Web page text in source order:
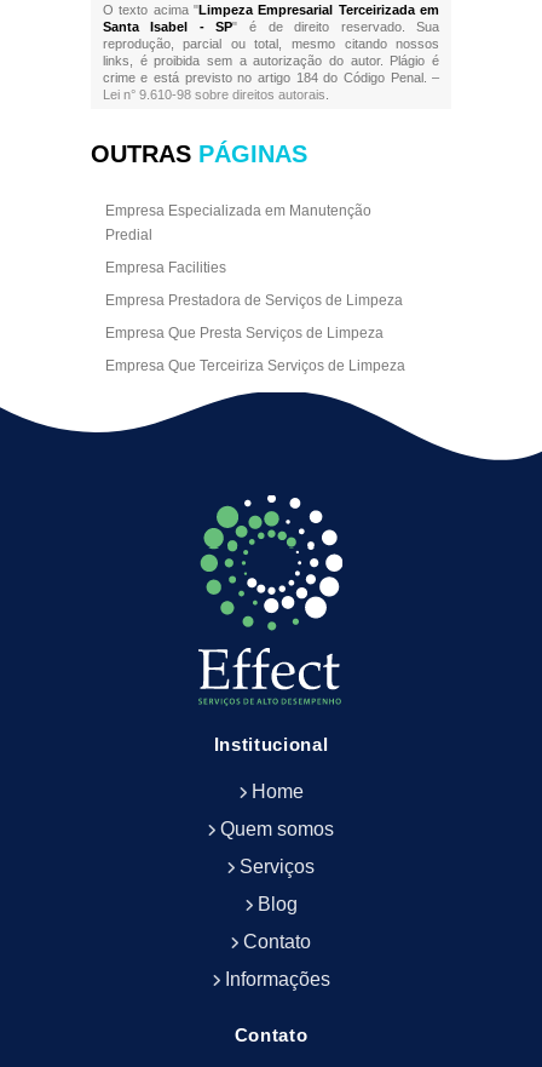
O texto acima "Limpeza Empresarial Terceirizada em
Santa Isabel - SP" é de direito reservado. Sua
reprodução, parcial ou total, mesmo citando nossos
links, é proibida sem a autorização do autor. Plágio é
crime e está previsto no artigo 184 do Código Penal. –
Lei n° 9.610-98 sobre direitos autorais
OUTRAS PÁGINAS
Empresa Especializada em Manutenção
Predial
Empresa Facilities
Empresa Prestadora de Serviços de Limpeza
Empresa Que Presta Serviços de Limpeza
Empresa Que Terceiriza Serviços de Limpeza
Empresa Terceirizada de Portaria
Empresa de Facilities
Empresa de Limpeza Empresarial
Empresa de Limpeza Predial
Empresa de Limpeza Predial Terceirizada
Empresa de Limpeza de Escritório
Empresa de Limpeza de Fachada
Empresa de Limpeza de Fachadas
Empresa de Limpeza e Conservação Predial
Empresa de Portaria e Controlador de Acesso
Empresa de Portaria e Limpeza
Empresa de Serviços Terceirizados
Empresa de Terceirização de Portaria
Empresa de Terceirização de Serviços de
Empresa de Terceirização de Serviços de
Institucional
Home
Quem somos
Serviços
Blog
Contato
Informações
Contato